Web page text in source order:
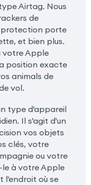
Airtag. Nous
de
protection porte
et bien plus.
votre Apple
position exacte
animals de
vol.
type d'appareil
Il s'agit d'un
vos objets
clés, votre
ou votre
à votre Apple
l'endroit où se